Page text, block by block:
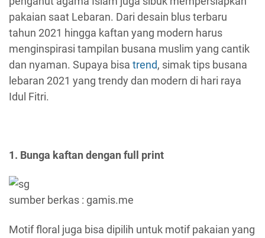
pakaian saat Lebaran. Dari desain blus terbaru
tahun 2021 hingga kaftan yang modern harus
menginspirasi tampilan busana muslim yang cantik
dan nyaman. Supaya bisa trend, simak tips busana
lebaran 2021 yang trendy dan modern di hari raya
Idul Fitri.
1. Bunga kaftan dengan full print
sumber berkas : gamis.me
Motif floral juga bisa dipilih untuk motif pakaian yang